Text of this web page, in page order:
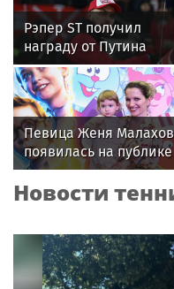
Рэпер ST получил
награду от Путина
Певица Женя
появилась на публике
дочерью
Новости